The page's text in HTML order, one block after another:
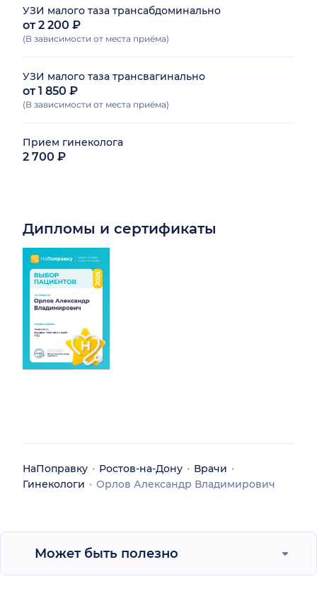
УЗИ малого таза трансабдоминально
от 2 200 ₽
(В зависимости от места приёма)
УЗИ малого таза трансвагинально
от 1 850 ₽
(В зависимости от места приёма)
Прием гинеколога
2 700 ₽
Дипломы и сертификаты
НаПоправку Ростов-на-Дону
Врачи
Гинекологи
Орлов Александр Владимирович
Может быть полезно